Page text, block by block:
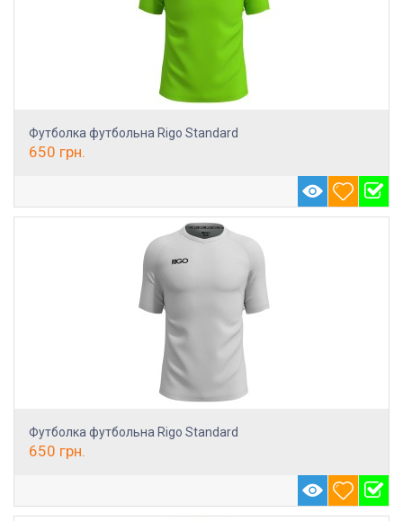
Футболка футбольна Rigo Standard
650 грн.
Футболка футбольна Rigo Standard
650 грн.